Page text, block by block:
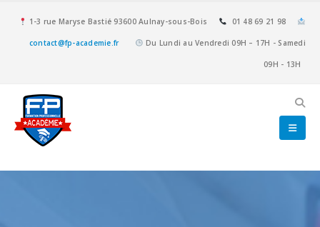
1-3 rue Maryse Bastié 93600 Aulnay-sous-Bois 01 48 69 21 98
contact@fp-academie.fr Du Lundi au Vendredi 09H – 17H - Samedi
09H - 13H